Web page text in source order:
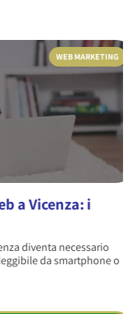
WEB MARKETING
Vicenza: i
diventa necessario
da smartphone o